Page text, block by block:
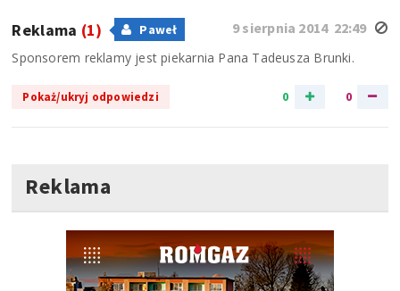
9 sierpnia 2014 22:49
Reklama (1) Paweł
Sponsorem reklamy jest piekarnia Pana Tadeusza Brunki.
0 0
Pokaż/ukryj odpowiedzi
Reklama